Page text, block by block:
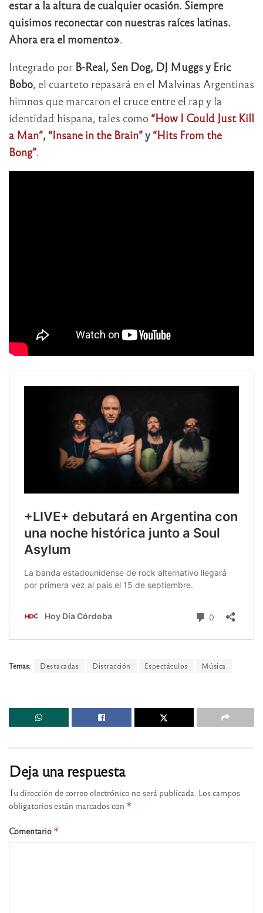
estar a la altura de cualquier ocasión. Siempre
quisimos reconectar con nuestras raíces latinas.
Ahora era el momento».
Integrado por B-Real, Sen Dog, DJ Muggs y Eric
Bobo, el cuarteto repasará en el Malvinas Argentinas
himnos que marcaron el cruce entre el rap y la
identidad hispana, tales como “How I Could Just Kill
a Man”, “Insane in the Brain”y “Hits From the
Bong”.
Temas: Destacadas Distracción Espectáculos Música
Deja una respuesta
Tu dirección de correo electrónico no será publicada. Los campos
obligatorios están marcados con *
Comentario *